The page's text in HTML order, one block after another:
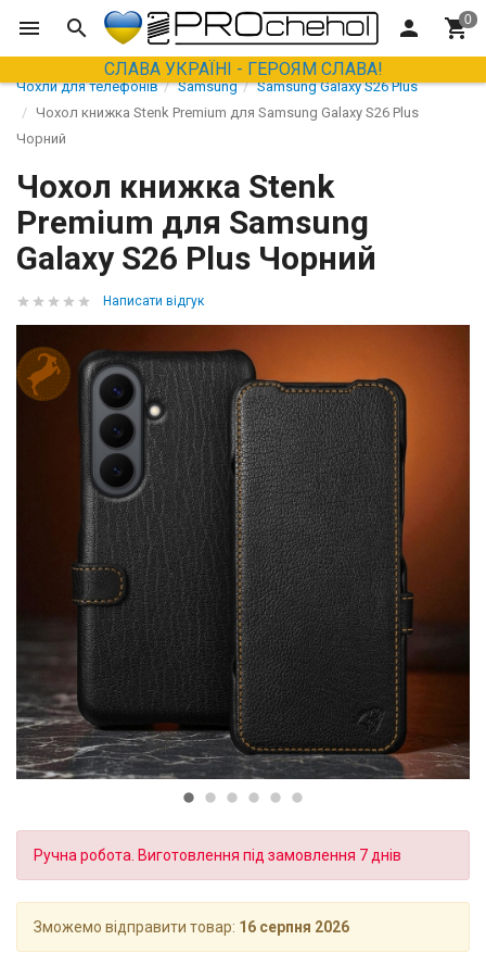
СЛАВА УКРАЇНІ - ГЕРОЯМ СЛАВА!
Чохли для телефонів Samsung
Samsung Galaxy S26 Plus
Чохол книжка Stenk Premium для Samsung Galaxy S26 Plus
Чорний
Чохол книжка Stenk
Premium для Samsung
Galaxy S26 Plus Чорний
Написати відгук
Ручна робота. Виготовлення під замовлення 7 днів
Зможемо відправити товар: 16 серпня 2026